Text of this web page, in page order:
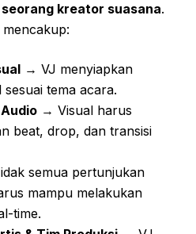
seorang kreator suasana.
→ VJ menyiapkan
tema acara.
→ Visual harus
beat, drop, dan transisi
semua pertunjukan
mampu melakukan
time.